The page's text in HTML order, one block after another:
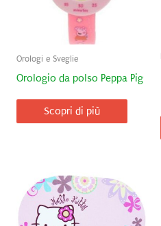
Orologi e Sveglie
Orologio da polso Peppa Pig
Scopri di più